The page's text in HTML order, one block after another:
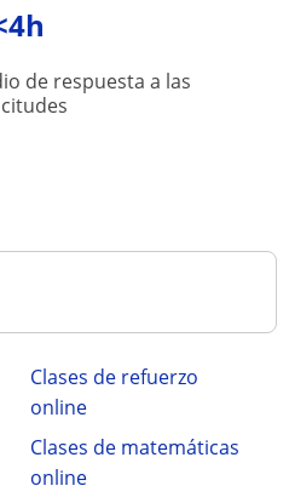
de respuesta a las
Clases de refuerzo
online
Clases de matemáticas
online